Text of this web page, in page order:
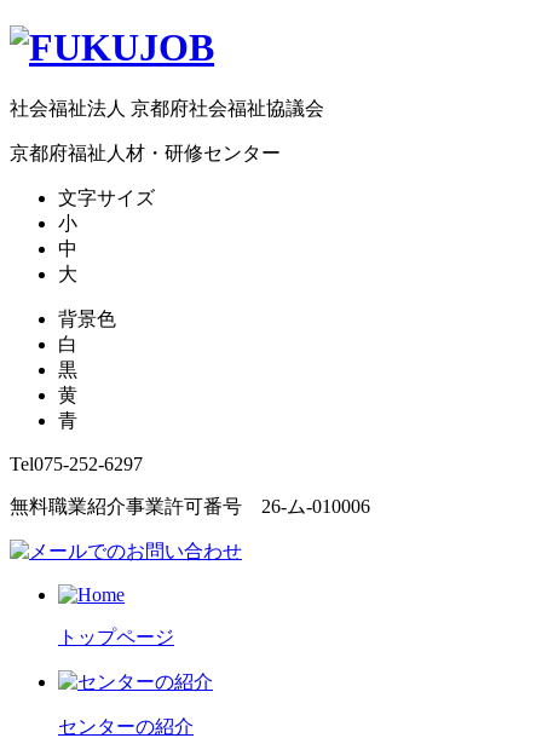
社会福祉法人 京都府社会福祉協議会
京都府福祉人材・研修センター
文字サイズ
小
中
大
背景色
白
黒
黄
青
Tel075-252-6297
無料職業紹介事業許可番号 26-ム-010006
トップページ
センターの紹介